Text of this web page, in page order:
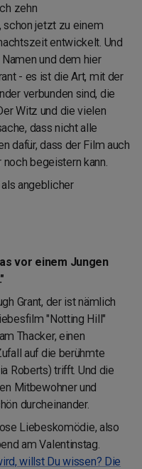
zehn
schon jetzt zu einem
entwickelt. Und
und dem hier
- es ist die Art, mit der
verbunden sind, die
Witz und die vielen
dass nicht alle
dafür, dass der Film auch
begeistern kann.
angeblicher
vor einem Jungen
Grant, der ist nämlich
"Notting Hill"
Thacker, einen
auf die berühmte
Roberts) trifft. Und die
Mitbewohner und
durcheinander.
Liebeskomödie, also
am Valentinstag.
willst Du wissen? Die